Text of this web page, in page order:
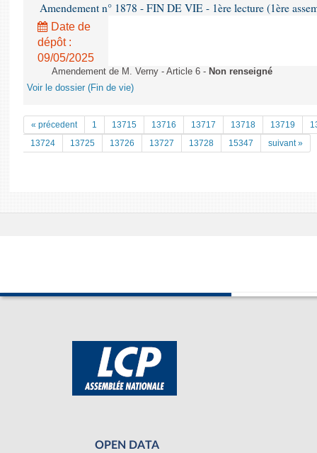
Amendement n° 1878 - FIN DE VIE - 1ère lecture (1ère
Date de
dépôt :
09/05/2025
Amendement de M. Verny - Article 6 - Non renseigné
Voir le dossier (Fin de vie)
« précedent 1 13715 13716 13717 13718 13719
13724
13725 13726 13727 13728 15347 suivant »
OPEN DATA